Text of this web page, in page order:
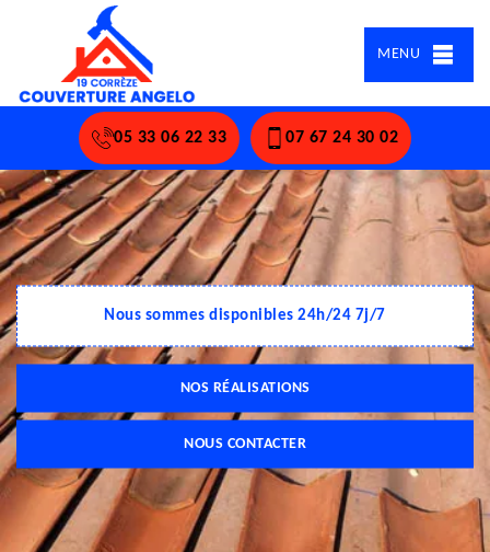
MENU
05 33 06 22 33 07 67 24 30 02
Nous sommes disponibles 24h/24 7j/7
NOS RÉALISATIONS
NOUS CONTACTER